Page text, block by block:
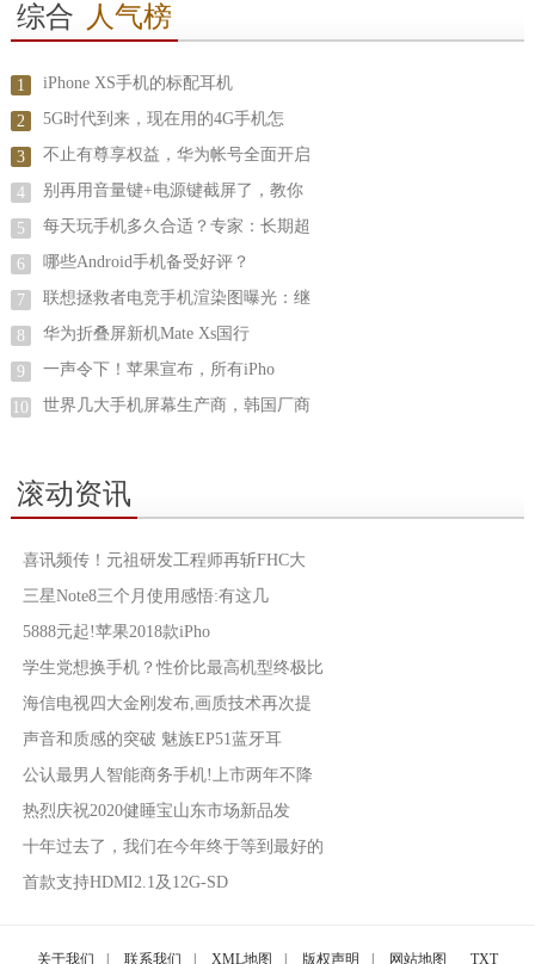
综合 人气榜
1 iPhone XS手机的标配耳机
2 5G时代到来，现在用的4G手机怎
3 不止有尊享权益，华为帐号全面开启
4 别再用音量键+电源键截屏了，教你
5 每天玩手机多久合适？专家：长期超
6 哪些Android手机备受好评？
7 联想拯救者电竞手机渲染图曝光：继
8 华为折叠屏新机Mate Xs国行
9 一声令下！苹果宣布，所有iPho
10 世界几大手机屏幕生产商，韩国厂商
滚动资讯
喜讯频传！元祖研发工程师再斩FHC大
三星Note8三个月使用感悟:有这几
5888元起!苹果2018款iPho
学生党想换手机？性价比最高机型终极比
海信电视四大金刚发布,画质技术再次提
声音和质感的突破 魅族EP51蓝牙耳
公认最男人智能商务手机!上市两年不降
热烈庆祝2020健睡宝山东市场新品发
十年过去了，我们在今年终于等到最好的
首款支持HDMI2.1及12G-SD
关于我们 联系我们 XML地图 版权声明 网站地图 TXT